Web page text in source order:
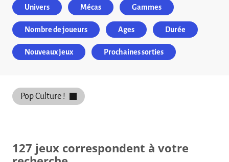
Univers Mécas Gammes
Nombre de joueurs Ages Durée
Nouveaux jeux Prochaines sorties
Pop Culture !
127 jeux correspondent à votre